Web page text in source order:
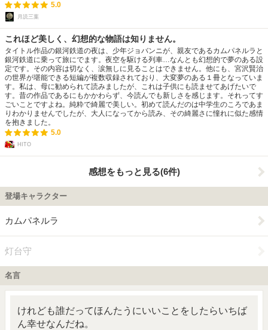
5.0
月読三葉
これほど美しく、幻想的な物語は知りません。
タイトル作品の銀河鉄道の夜は、少年ジョバンニが、親友であるカムパネルラと
銀河鉄道に乗って旅にでます。夜空を駆ける列車…なんとも幻想的で夢のある設
定です。その内容は切なく、涙無しに見ることはできません。他にも、宮沢賢治
の世界が堪能できる短編が複数収録されており、大変夢のある１冊となっていま
す。私は、母に勧められて読みましたが、これは子供にも読ませてあげたいで
す。昔の作品であるにもかかわらず、今読んでも新しさを感じます。それってす
ごいことですよね。純粋で綺麗で美しい。初めて読んだのは中学生のころであま
りわかりませんでしたが、大人になってから読み、その綺麗さに憧れに似た感情
を抱きました。
5.0
HITO
感想をもっと見る(6件)
登場キャラクター
カムパネルラ
灯台守
名言
けれども誰だってほんたうにいいことをしたらいちば
ん幸せなんだね。